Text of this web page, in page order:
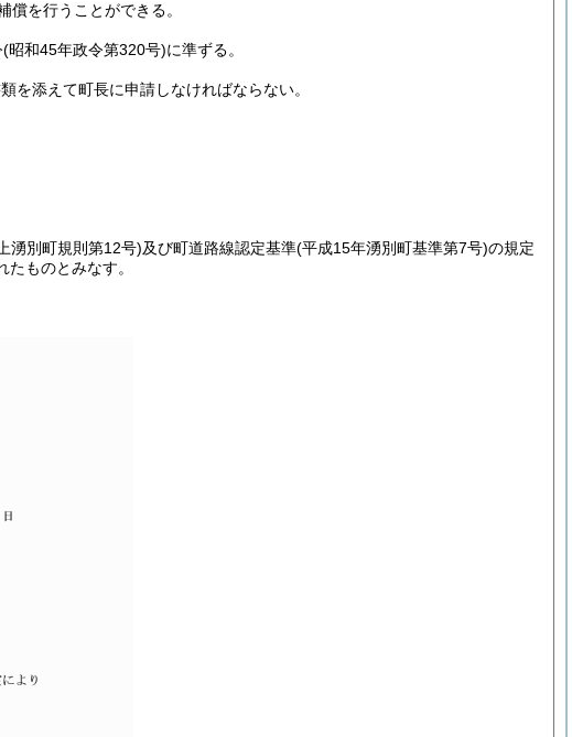
を行うことができる。
(昭和45年政令第320号)に準ずる。
を添えて町長に申請しなければならない。
湧別町規則第12号)及び町道路線認定基準(平成15年湧別町基準第7号)の規定
ものとみなす。